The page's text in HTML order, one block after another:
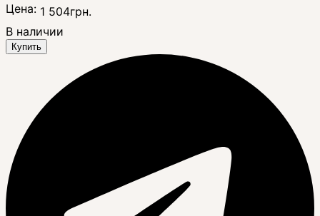
Цена: 1 504грн.
В наличии
Купить